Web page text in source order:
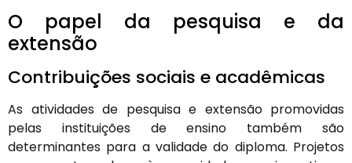
O papel da pesquisa e da
extensão
Contribuições sociais e acadêmicas
As atividades de pesquisa e extensão promovidas
pelas instituições de ensino também são
determinantes para a validade do diploma. Projetos